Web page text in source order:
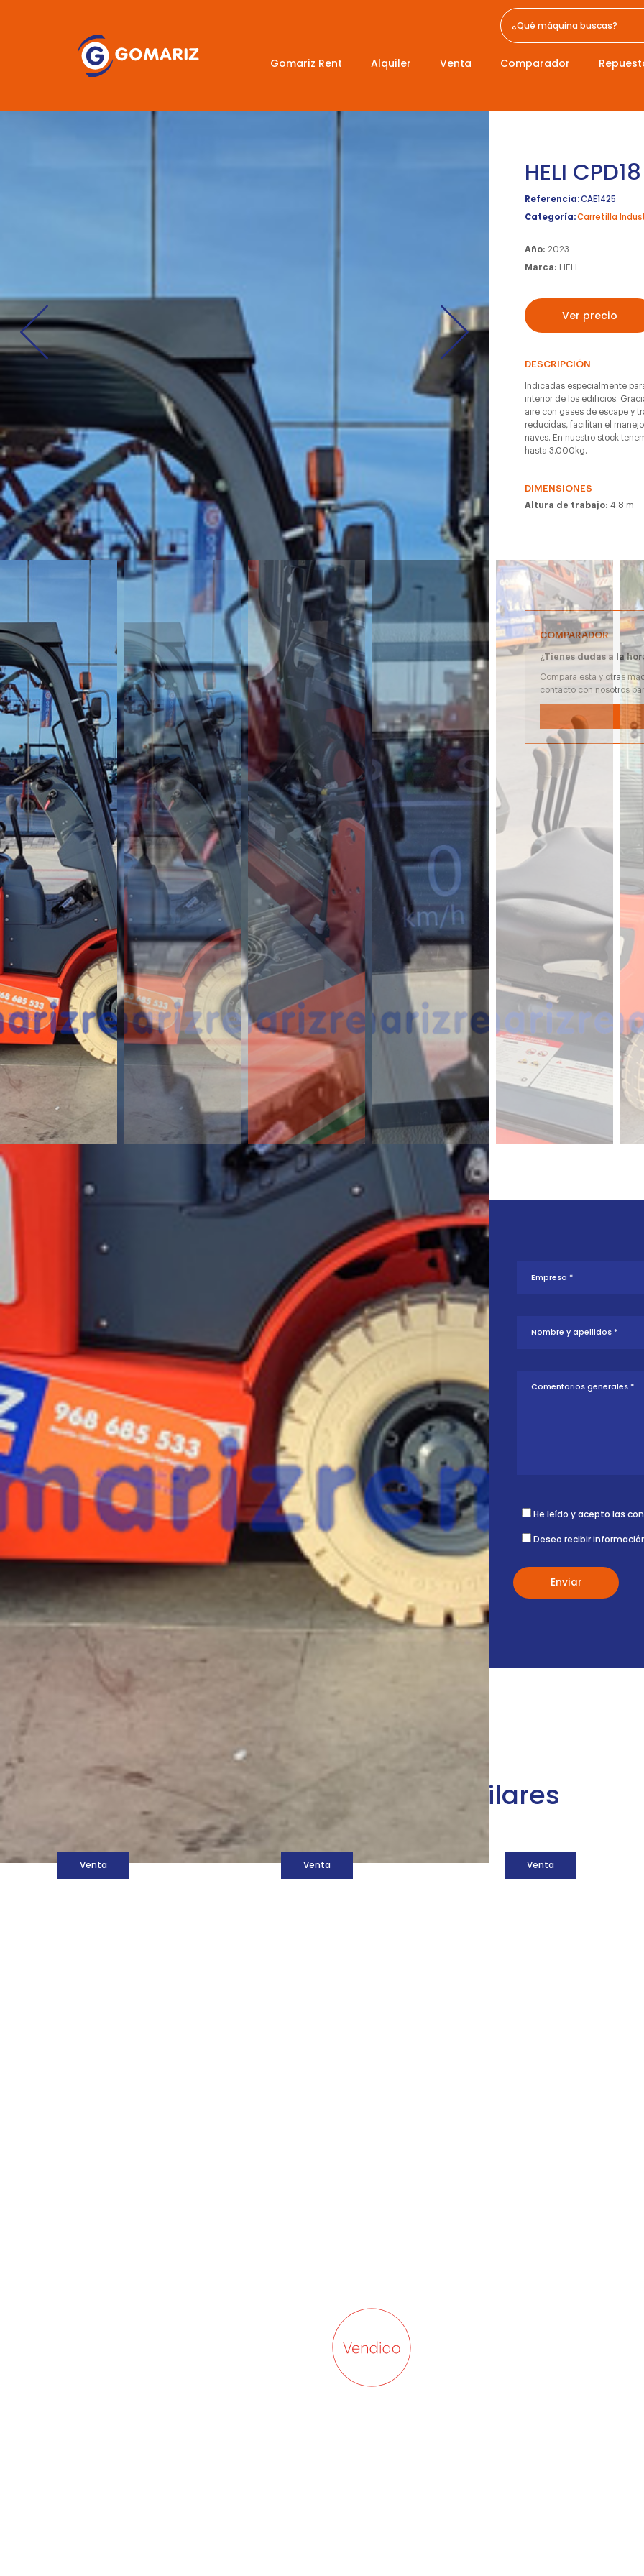
Gomariz Rent Alquiler Venta Comparador
HELI CPD18
Referencia:CAE1425
Categoría:Carretilla
Año:2023
Marca: HELI
Ver precio
DESCRIPCIÓN
Indicadas especialmente
interior de los edificios.
aire con gases de escape y
reducidas, facilitan el
naves. En nuestro stock
hasta 3.000kg.
DIMENSIONES
Altura de trabajo:4.8 m
COMPARADOR
¿Tienes dudas a la
Compara esta y otras
contacto con nosotros
esta máquina?
Rellena este formulario y recibiremos tu solicitud sobre esta
máquina para ponernos en contacto directo contigo.
HELI CPD18
He leído y acepto las
Deseo recibir
Máquinas similares
Venta Venta Venta